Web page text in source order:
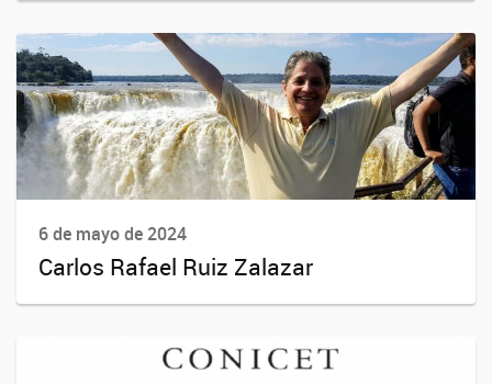
6 de mayo de 2024
Carlos Rafael Ruiz Zalazar